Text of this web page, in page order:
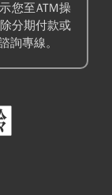
您至ATM操
分期付款或
詢專線。